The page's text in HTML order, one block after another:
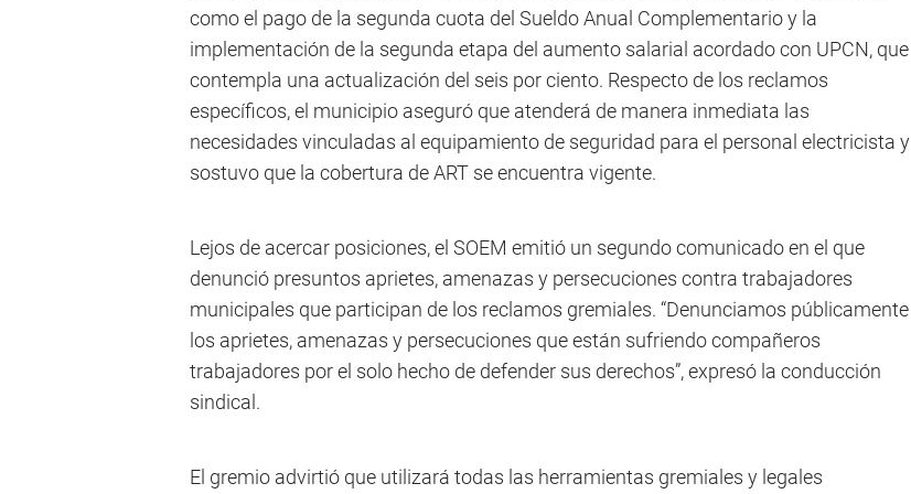
como el pago de la segunda cuota del Sueldo Anual Complementario y la
implementación de la segunda etapa del aumento salarial acordado con UPCN, que
contempla una actualización del seis por ciento. Respecto de los reclamos
específicos, el municipio aseguró que atenderá de manera inmediata las
necesidades vinculadas al equipamiento de seguridad para el personal electricista y
sostuvo que la cobertura de ART se encuentra vigente.
Lejos de acercar posiciones, el SOEM emitió un segundo comunicado en el que
denunció presuntos aprietes, amenazas y persecuciones contra trabajadores
municipales que participan de los reclamos gremiales. “Denunciamos públicamente
los aprietes, amenazas y persecuciones que están sufriendo compañeros
trabajadores por el solo hecho de defender sus derechos”, expresó la conducción
sindical.
El gremio advirtió que utilizará todas las herramientas gremiales y legales